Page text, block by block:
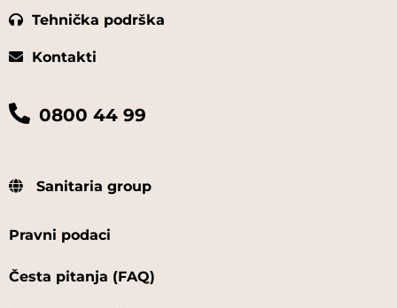
Tehnička podrška
Kontakti
0800 44 99
Sanitaria group
Pravni podaci
Česta pitanja (FAQ)